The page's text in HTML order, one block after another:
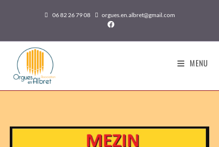
06 82 26 79 08 orgues.en.albret@gmail.com
MENU